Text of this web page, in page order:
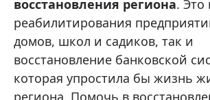
восстановления региона. Это
реабилитирования
домов, школ и садиков, так и
восстановление банковской
которая упростила бы жизнь
региона. Помочь в